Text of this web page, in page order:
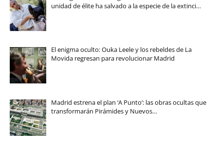
unidad de élite ha salvado a la especie de la extinci…
El enigma oculto: Ouka Leele y los rebeldes de La
Movida regresan para revolucionar Madrid
Madrid estrena el plan ‘A Punto’: las obras ocultas que
transformarán Pirámides y Nuevos…